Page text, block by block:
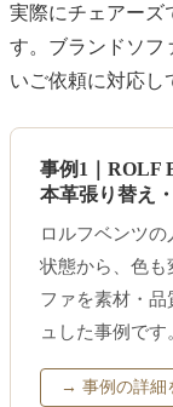
実際にチェアーズ
す。ブランドソフ
いご依頼に対応し
事例1｜ROLF
本革張り替え
ロルフベンツ
状態から、色も
ファを素材・
ュした事例です
→ 事例の詳細